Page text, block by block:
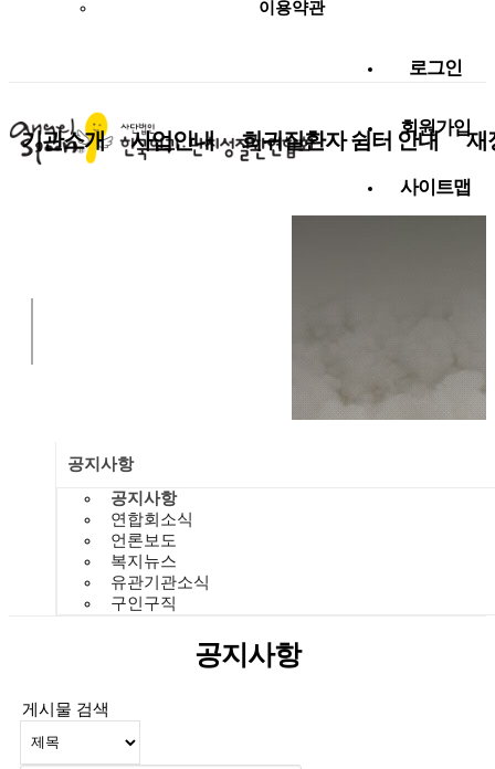
이용약관
로그인
회원가입
사이트맵
기관소개 사업안내 희귀질환자 쉼터 안내 재
공지사항
공지사항
연합회소식
언론보도
복지뉴스
유관기관소식
구인구직
공지사항
게시물 검색